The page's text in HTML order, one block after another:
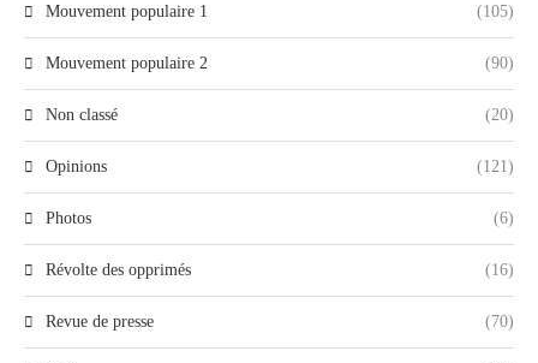
Mouvement populaire 1 (105)
Mouvement populaire 2 (90)
Non classé (20)
Opinions (121)
Photos (6)
Révolte des opprimés (16)
Revue de presse (70)